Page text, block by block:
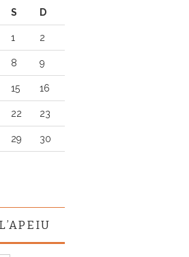
S D
1 2
8 9
15 16
22 23
29 30